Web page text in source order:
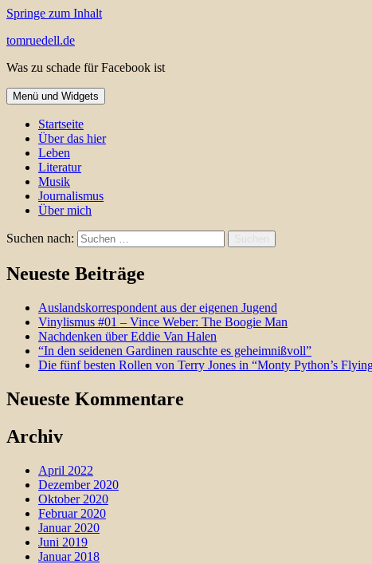
Springe zum Inhalt
tomruedell.de
Was zu schade für Facebook ist
Menü und Widgets
Startseite
Über das hier
Leben
Literatur
Musik
Journalismus
Über mich
Suchen nach:
Neueste Beiträge
Auslandskorrespondent aus der eigenen Jugend
Vinylismus #01 – Vince Weber: The Boogie Man
Nachdenken über Eddie Van Halen
“In den seidenen Gardinen rauschte es geheimnißvoll”
Die fünf besten Rollen von Terry Jones in “Monty Python’s
Neueste Kommentare
Archiv
April 2022
Dezember 2020
Oktober 2020
Februar 2020
Januar 2020
Juni 2019
Januar 2018